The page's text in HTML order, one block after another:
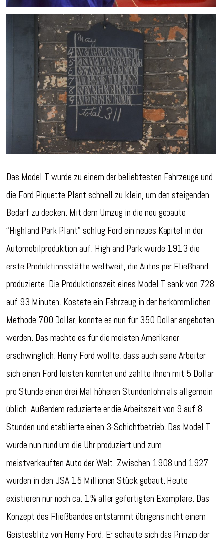
Das Model T wurde zu einem der beliebtesten Fahrzeuge und
die Ford Piquette Plant schnell zu klein, um den steigenden
Bedarf zu decken. Mit dem Umzug in die neu gebaute
“Highland Park Plant” schlug Ford ein neues Kapitel in der
Automobilproduktion auf. Highland Park wurde 1913 die
erste Produktionsstätte weltweit, die Autos per Fließband
produzierte. Die Produktionszeit eines Model T sank von 728
auf 93 Minuten. Kostete ein Fahrzeug in der herkömmlichen
Methode 700 Dollar, konnte es nun für 350 Dollar angeboten
werden. Das machte es für die meisten Amerikaner
erschwinglich. Henry Ford wollte, dass auch seine Arbeiter
sich einen Ford leisten konnten und zahlte ihnen mit 5 Dollar
pro Stunde einen drei Mal höheren Stundenlohn als allgemein
üblich. Außerdem reduzierte er die Arbeitszeit von 9 auf 8
Stunden und etablierte einen 3-Schichtbetrieb. Das Model T
wurde nun rund um die Uhr produziert und zum
meistverkauften Auto der Welt. Zwischen 1908 und 1927
wurden in den USA 15 Millionen Stück gebaut. Heute
existieren nur noch ca. 1% aller gefertigten Exemplare. Das
Konzept des Fließbandes entstammt übrigens nicht einem
Geistesblitz von Henry Ford. Er schaute sich das Prinzip der